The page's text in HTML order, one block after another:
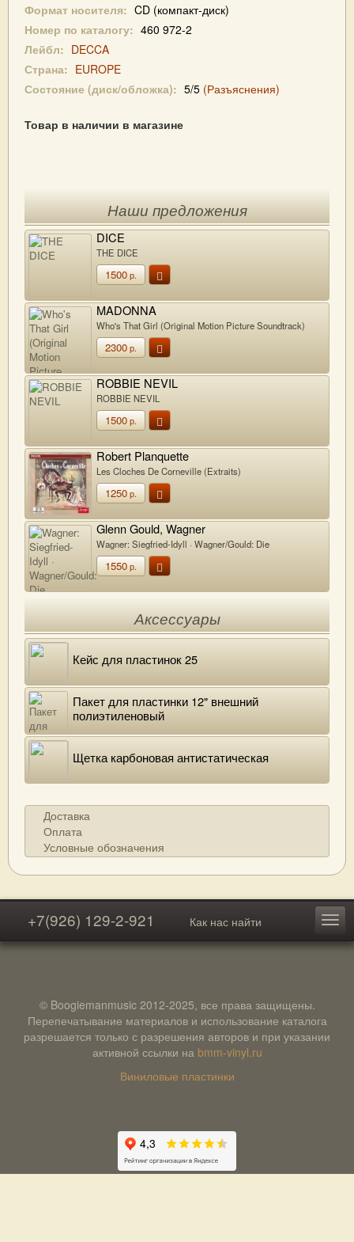
Формат носителя: CD (компакт-диск)
Номер по каталогу: 460 972-2
Лейбл: DECCA
Страна: EUROPE
Состояние (диск/обложка): 5/5 (Разъяснения)
Товар в наличии в магазине
Наши предложения
DICE
THE DICE
1500р.
MADONNA
Who's That Girl (Original Motion Picture Soundtrack)
2300р.
ROBBIE NEVIL
ROBBIE NEVIL
1500р.
Robert Planquette
Les Cloches De Corneville (Extraits)
1250р.
Glenn Gould, Wagner
Wagner: Siegfried-Idyll · Wagner/Gould: Die
Meistersinger Von Nürnberg, Götterdämmerung,
Siegfried-Idyll (Piano Transcriptions)
1550р.
Аксессуары
Кейс для пластинок 25
Пакет для пластинки 12" внешний
полиэтиленовый
Щетка карбоновая антистатическая
Доставка
Оплата
Условные обозначения
+7(926) 129-2-921 Как нас найти
© Boogiemanmusic 2012-2025, все права защищены.
Перепечатывание материалов и использование каталога
разрешается только с разрешения авторов и при указании
активной ссылки на bmm-vinyl.ru
Виниловые пластинки